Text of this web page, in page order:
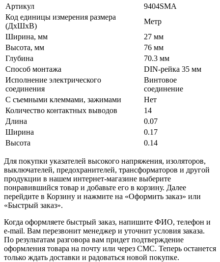
Артикул
9404SMA
Код единицы измерения размера
(ДхШхВ)
Метр
Ширина, мм
27 мм
Высота, мм
76 мм
Глубина
70.3 мм
Способ монтажа
DIN-рейка 35 мм
Исполнение электрического
соединения
Винтовое
соединение
С съемными клеммами, зажимами
Нет
Количество контактных выводов
14
Длина
0.07
Ширина
0.17
Высота
0.14
Для покупки указателей высокого напряжения, изоляторов,
выключателей, предохранителей, трансформаторов и другой
продукции в нашем интернет-магазине выберите
понравившийся товар и добавьте его в корзину. Далее
перейдите в Корзину и нажмите на «Оформить заказ» или
«Быстрый заказ».
Когда оформляете быстрый заказ, напишите ФИО, телефон и
e-mail. Вам перезвонит менеджер и уточнит условия заказа.
По результатам разговора вам придет подтверждение
оформления товара на почту или через СМС. Теперь останется
только ждать доставки и радоваться новой покупке.